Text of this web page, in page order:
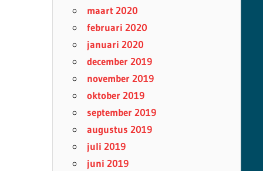
maart 2020
februari 2020
januari 2020
december 2019
november 2019
oktober 2019
september 2019
augustus 2019
juli 2019
juni 2019